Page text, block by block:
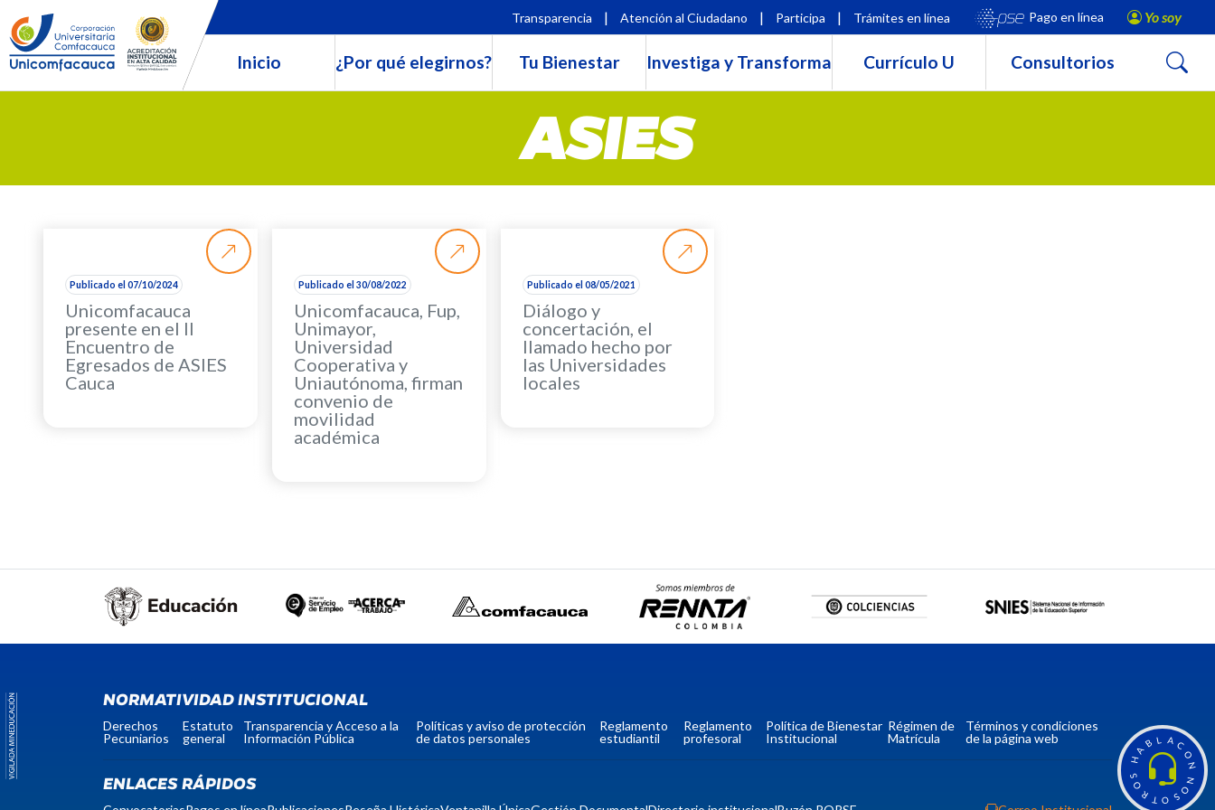
H
A
B L A C
O
N
N
O
S
O
T
R
O
S
Transparencia | Atención al Ciudadano | Participa | Trámites en línea Pago en línea Yo soy
Inicio ¿Por qué elegirnos? Tu Bienestar Investiga y Transforma Currículo U Consultorios Buscar
ASIES
Publicado el 07/10/2024
Unicomfacauca
presente en el II
Encuentro de
Egresados de ASIES
Cauca
Publicado el 30/08/2022
Unicomfacauca, Fup,
Unimayor,
Universidad
Cooperativa y
Uniautónoma, firman
convenio de
movilidad
académica
Publicado el 08/05/2021
Diálogo y
concertación, el
llamado hecho por
las Universidades
locales
NORMATIVIDAD INSTITUCIONAL
Derechos
Pecuniarios
Estatuto
general
Transparencia y Acceso a la
Información Pública
Políticas y aviso de protección
de datos personales
Reglamento
estudiantil
Reglamento
profesoral
Política de Bienestar
Institucional
Régimen de
Matrícula
Términos y condiciones
de la página web
ENLACES RÁPIDOS